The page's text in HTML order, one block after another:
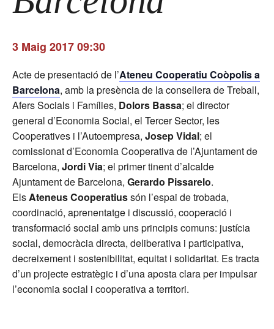
3 Maig 2017 09:30
Acte de presentació de l’Ateneu Cooperatiu Coòpolis a
Barcelona, amb la presència de la consellera de Treball,
Afers Socials i Famílies, Dolors Bassa; el director
general d’Economia Social, el Tercer Sector, les
Cooperatives i l’Autoempresa, Josep Vidal; el
comissionat d’Economia Cooperativa de l’Ajuntament de
Barcelona, Jordi Via; el primer tinent d’alcalde
Ajuntament de Barcelona, Gerardo Pissarelo.
ElsAteneus Cooperatiussón l’espai de trobada,
coordinació, aprenentatge i discussió, cooperació i
transformació social amb uns principis comuns: justícia
social, democràcia directa, deliberativa i participativa,
decreixement i sostenibilitat, equitat i solidaritat. Es tracta
d’un projecte estratègic i d’una aposta clara per impulsar
l’economia social i cooperativa a territori.